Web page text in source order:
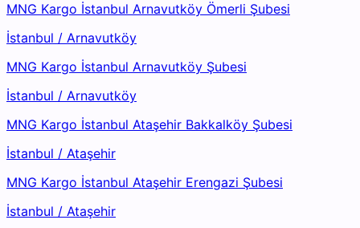
MNG Kargo İstanbul Arnavutköy Ömerli Şubesi
İstanbul / Arnavutköy
MNG Kargo İstanbul Arnavutköy Şubesi
İstanbul / Arnavutköy
MNG Kargo İstanbul Ataşehir Bakkalköy Şubesi
İstanbul / Ataşehir
MNG Kargo İstanbul Ataşehir Erengazi Şubesi
İstanbul / Ataşehir